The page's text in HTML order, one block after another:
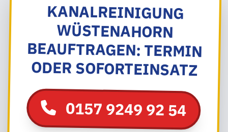
KANALREINIGUNG
WÜSTENAHORN
BEAUFTRAGEN: TERMIN
ODER SOFORTEINSATZ
0157 9249 92 54